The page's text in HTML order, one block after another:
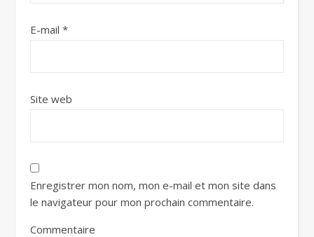
E-mail *
Site web
Enregistrer mon nom, mon e-mail et mon site dans
le navigateur pour mon prochain commentaire.
Commentaire